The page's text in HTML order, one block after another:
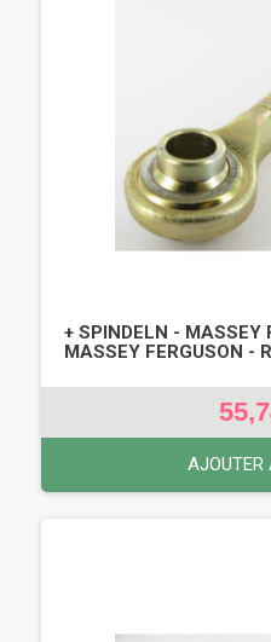
+ SPINDELN - MASSEY
MASSEY FERGUSON -
AJOUTER